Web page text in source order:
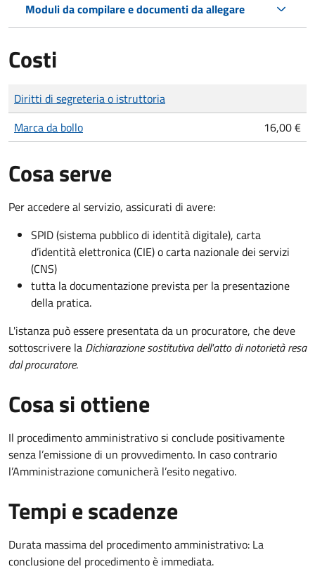
Moduli da compilare e documenti da allegare
Costi
Tipo di pagamento
Importo
Diritti di segreteria o istruttoria
Marca da bollo
16,00 €
Cosa serve
Per accedere al servizio, assicurati di avere:
SPID (sistema pubblico di identità digitale), carta
d’identità elettronica (CIE) o carta nazionale dei servizi
(CNS)
tutta la documentazione prevista per la presentazione
della pratica.
L'istanza può essere presentata da un procuratore, che deve
sottoscrivere la Dichiarazione sostitutiva dell'atto di notorietà resa
dal procuratore.
Cosa si ottiene
Il procedimento amministrativo si conclude positivamente
senza l’emissione di un provvedimento. In caso contrario
l’Amministrazione comunicherà l’esito negativo.
Tempi e scadenze
Durata massima del procedimento amministrativo: La
conclusione del procedimento è immediata.